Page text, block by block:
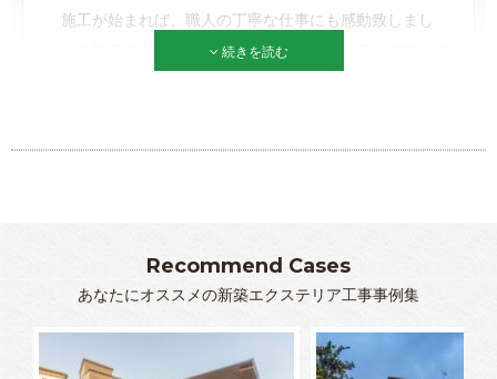
施工が始まれば、職人の丁寧な仕事にも感動致しまし
た。ご近所さんやお友達からも素敵な外構と言って頂ける
石井
続きを読む
Recommend Cases
あなたにオススメの新築エクステリア工事事例集